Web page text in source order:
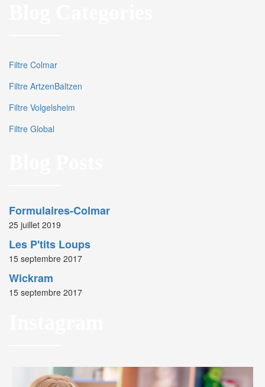
Filtre Colmar
Filtre ArtzenBaltzen
Filtre Volgelsheim
Filtre Global
Formulaires-Colmar
25 juillet 2019
Les P'tits Loups
15 septembre 2017
Wickram
15 septembre 2017